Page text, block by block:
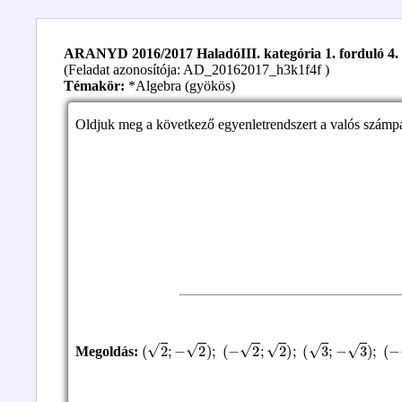
ARANYD 2016/2017 HaladóIII. kategória 1. forduló 4.
(Feladat azonosítója: AD_20162017_h3k1f4f )
Témakör: *Algebra (gyökös)
Oldjuk meg a következő egyenletrendszert a valós
Megoldás: ( ;− (−2 2 3; 3); −3 ;3